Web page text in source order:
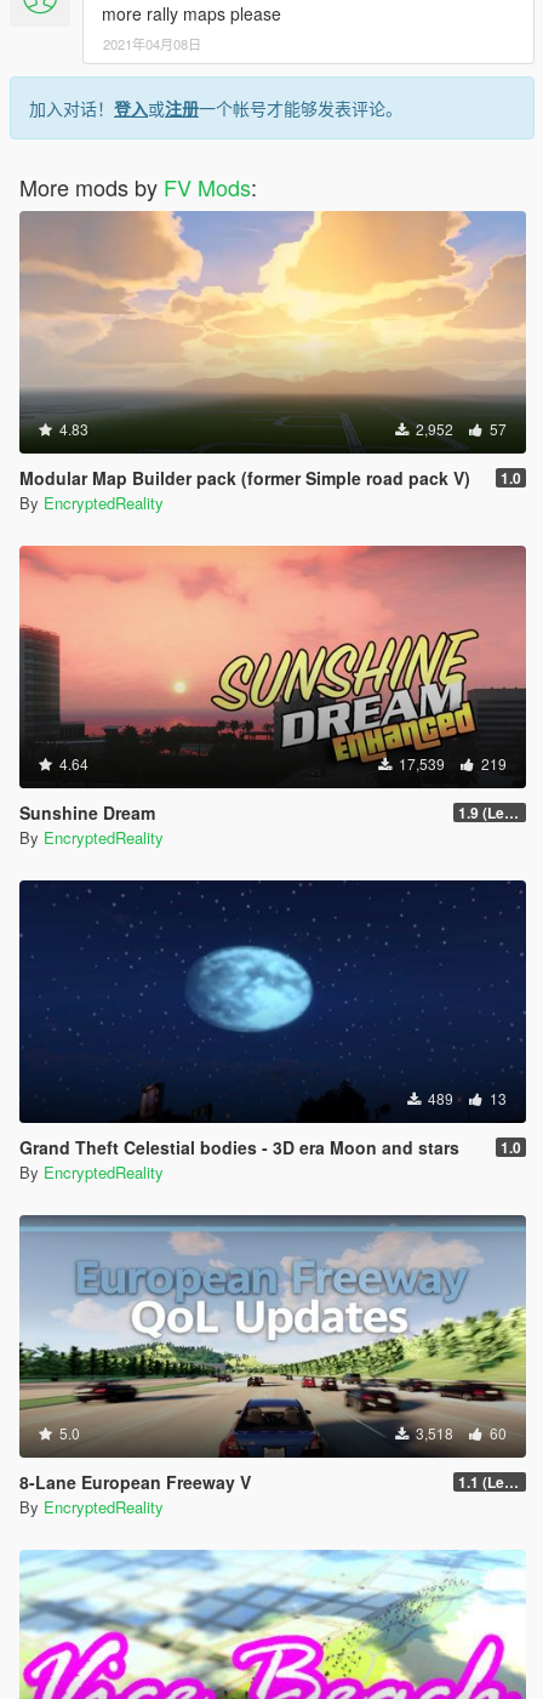
more rally maps please
2021年04月08日
加入对话！ 登入或注册一个帐号才能够发表评论。
More mods by FV Mods:
4.83 2,952 57
Modular Map Builder pack (former Simple road pack V) 1.0
By EncryptedReality
4.64 17,539 219
Sunshine Dream 1.9 (Legacy - FiveM, Story Mode)
By EncryptedReality
489 13
Grand Theft Celestial bodies - 3D era Moon and stars 1.0
By EncryptedReality
5.0 3,518 60
8-Lane European Freeway V 1.1 (Legacy GTA 5, FiveM)
By EncryptedReality